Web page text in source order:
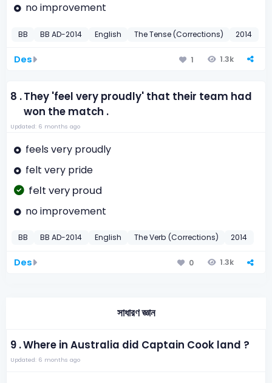
no improvement
BB BB AD-2014 English The Tense (Corrections) 2014
Des 1 1.3k
8 .They 'feel very proudly' that their team had
won the match .
Updated: 6 months ago
feels very proudly
felt very pride
felt very proud
no improvement
BB BB AD-2014 English The Verb (Corrections) 2014
Des 0 1.3k
সাধারণ জ্ঞান
9 .Where in Australia did Captain Cook land ?
Updated: 6 months ago